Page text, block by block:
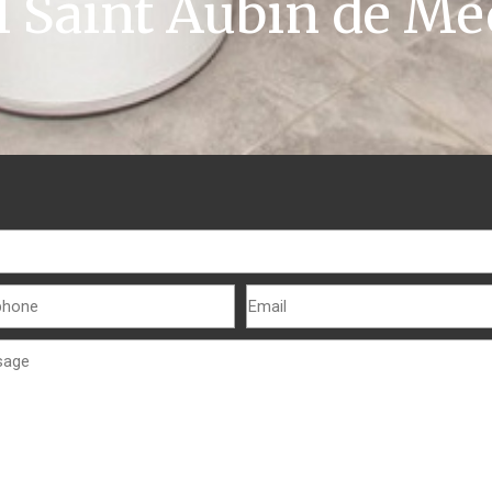
Saint Aubin de